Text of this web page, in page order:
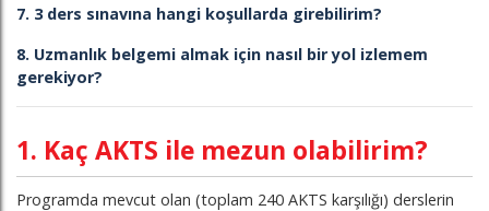
7. 3 ders sınavına hangi koşullarda girebilirim?
8. Uzmanlık belgemi almak için nasıl bir yol izlemem
gerekiyor?
1. Kaç AKTS ile mezun olabilirim?
Programda mevcut olan (toplam 240 AKTS karşılığı) derslerin